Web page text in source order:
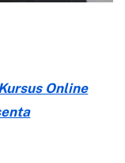
Online